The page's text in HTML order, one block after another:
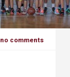
no comments